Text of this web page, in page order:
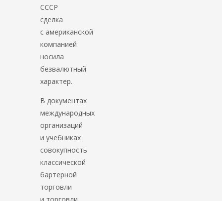
СССР
сделка
с американской
компанией
носила
безвалютный
характер.
В документах
международных
организаций
и учебниках
совокупность
классической
бартерной
торговли